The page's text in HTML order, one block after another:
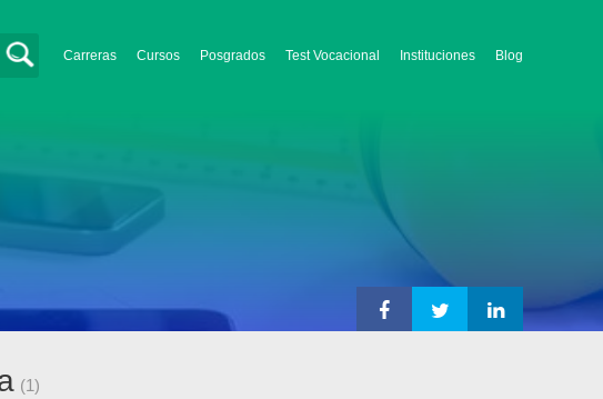
Carreras Cursos Posgrados Test Vocacional Instituciones Blog
(1)